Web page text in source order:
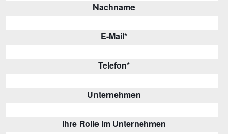
Nachname
E-Mail*
Telefon*
Unternehmen
Ihre Rolle im Unternehmen